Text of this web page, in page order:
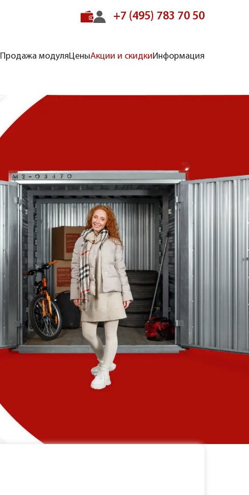
+7 (495) 783 70 50
Продажа модуляЦеныАкции и скидкиИнформация